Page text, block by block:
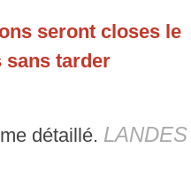
seront closes le
sans tarder
détaillé. LANDES